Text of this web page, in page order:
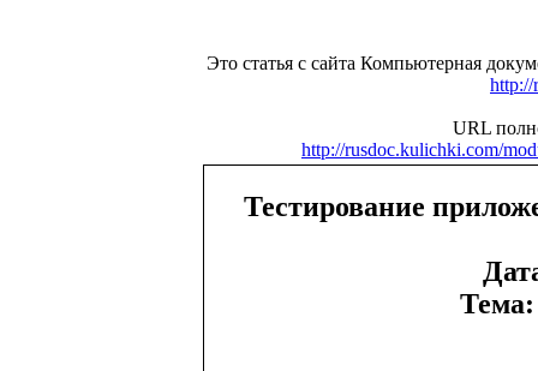
Это статья с сайта Компьютерная
http://
URL
http://rusdoc.kulichki.com/
Тестирование
Тема: